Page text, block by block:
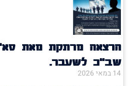
הרצאה מרתקת מאת
שב"כ לשעבר.
14 במאי 2026